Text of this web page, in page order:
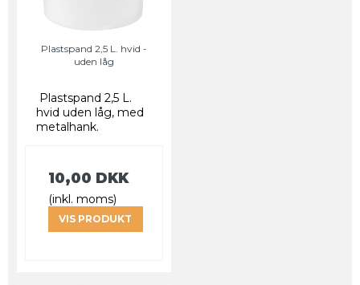
Plastspand 2,5 L. hvid -
uden låg
Plastspand 2,5 L.
hvid uden låg, med
metalhank.
10,00 DKK
(inkl. moms)
VIS PRODUKT